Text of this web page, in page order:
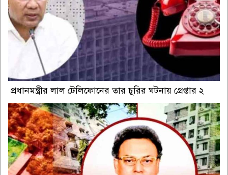
প্রধানমন্ত্রীর লাল টেলিফোনের তার চুরির ঘটনায় গ্রেপ্তার ২